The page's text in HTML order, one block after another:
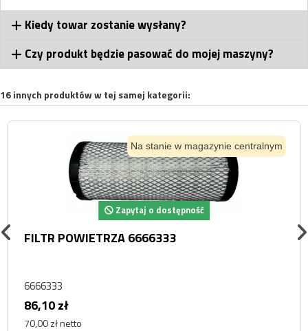
Kiedy towar zostanie wysłany?
Czy produkt będzie pasować do mojej maszyny?
16 innych produktów w tej samej kategorii:
Na stanie w magazynie centralnym
Zapytaj o dostępność
FILTR POWIETRZA 6666333
6666333
86,10 zł
70,00 zł netto